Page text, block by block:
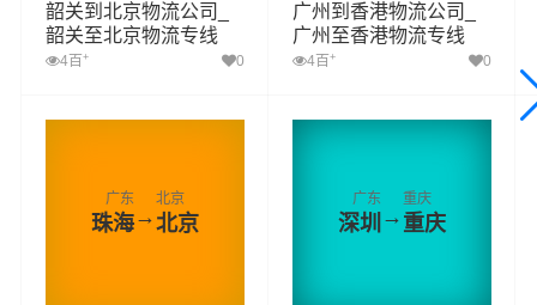
韶关到北京物流公司_
韶关至北京物流专线
4百 + 0
广州到香港物流公司_
广州至香港物流专线
4百 + 0
广东
珠海→
北京
北京
广东
深圳→
重庆
重庆